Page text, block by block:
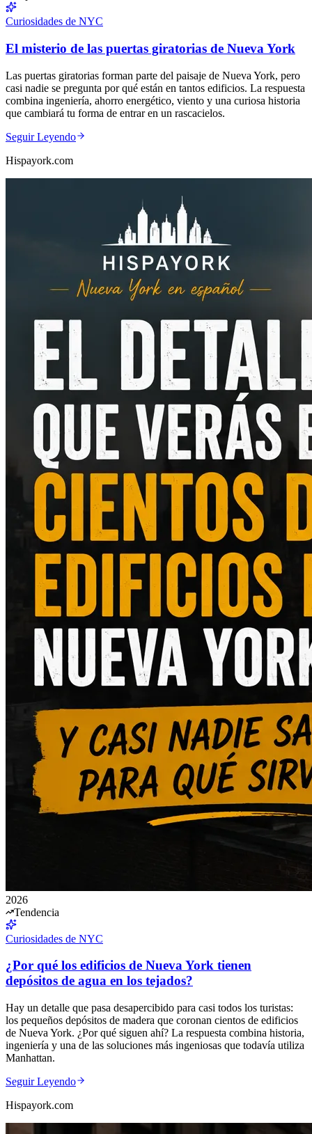
Curiosidades de NYC
El misterio de las puertas giratorias de Nueva York
Las puertas giratorias forman parte del paisaje de Nueva York, pero
casi nadie se pregunta por qué están en tantos edificios. La respuesta
combina ingeniería, ahorro energético, viento y una curiosa historia
que cambiará tu forma de entrar en un rascacielos.
Seguir Leyendo
Hispayork.com
2026
Tendencia
Curiosidades de NYC
¿Por qué los edificios de Nueva York tienen
depósitos de agua en los tejados?
Hay un detalle que pasa desapercibido para casi todos los turistas:
los pequeños depósitos de madera que coronan cientos de edificios
de Nueva York. ¿Por qué siguen ahí? La respuesta combina historia,
ingeniería y una de las soluciones más ingeniosas que todavía utiliza
Manhattan.
Seguir Leyendo
Hispayork.com